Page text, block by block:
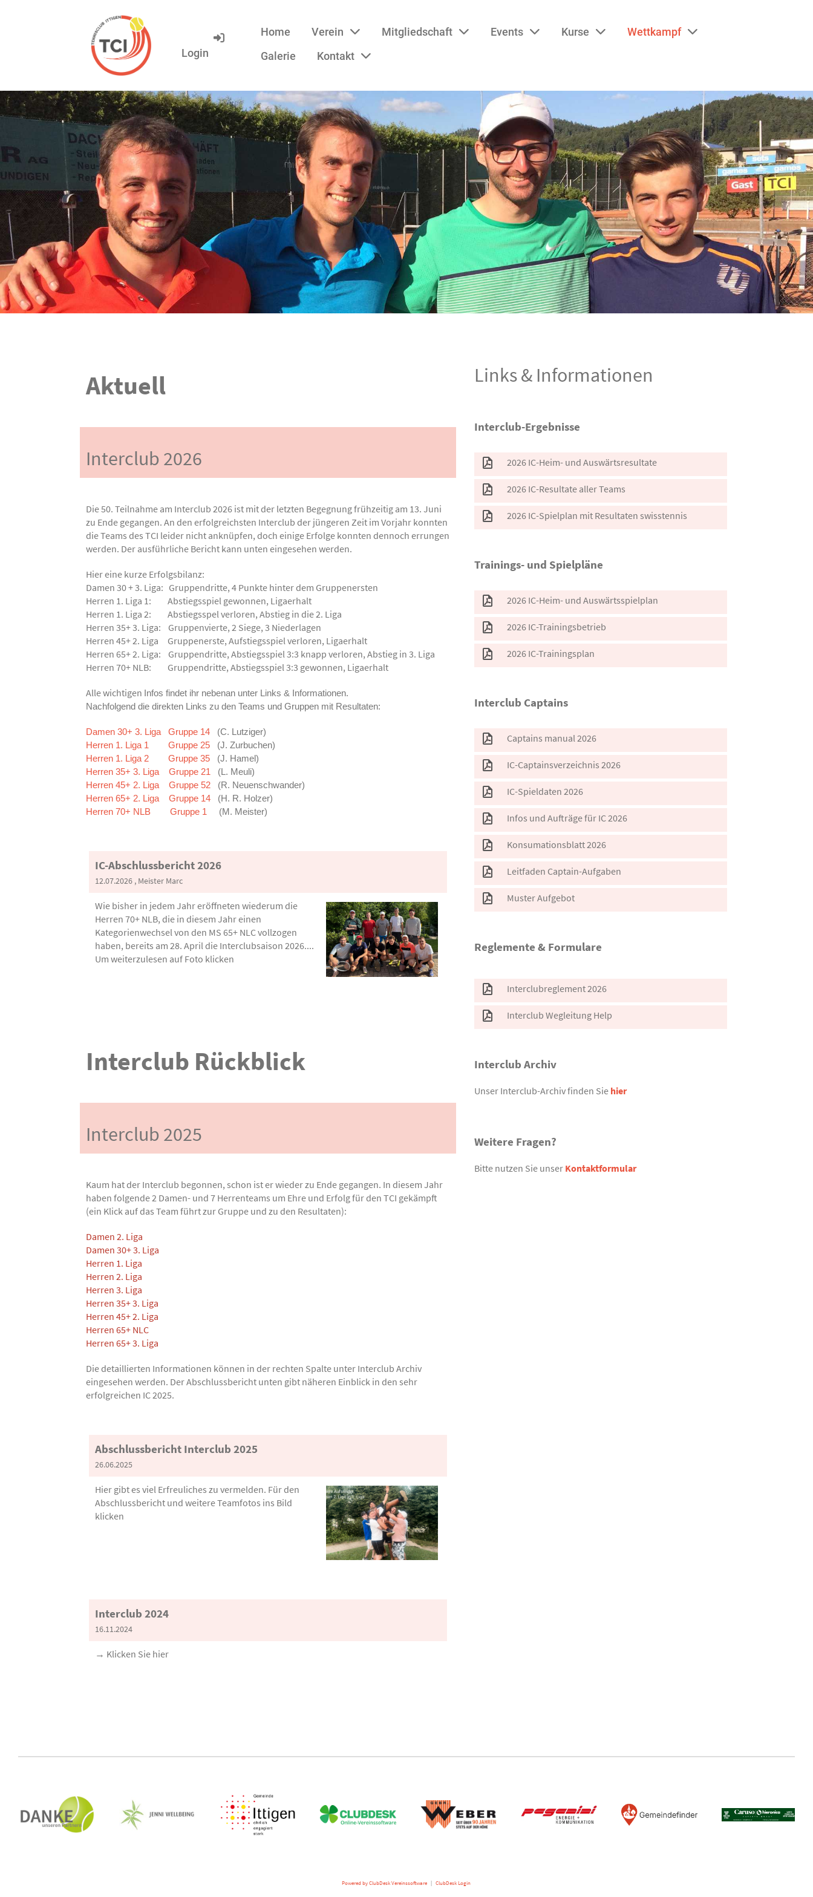
Home Verein Mitgliedschaft Events Kurse
Wettkampf
Galerie
Kontakt
Login
Aktuell
Interclub 2026
Die 50. Teilnahme am Interclub 2026 ist mit der letzten Begegnung frühzeitig am 13. Juni
zu Ende gegangen. An den erfolgreichsten Interclub der jüngeren Zeit im Vorjahr konnten
die Teams des TCI leider nicht anknüpfen, doch einige Erfolge konnten dennoch errungen
werden. Der ausführliche Bericht kann unten eingesehen werden.
Hier eine kurze Erfolgsbilanz:
Damen 30 + 3. Liga: Gruppendritte, 4 Punkte hinter dem Gruppenersten
Herren 1. Liga 1: Abstiegsspiel gewonnen, Ligaerhalt
Herren 1. Liga 2: Abstiegsspel verloren, Abstieg in die 2. Liga
Herren 35+ 3. Liga: Gruppenvierte, 2 Siege, 3 Niederlagen
Herren 45+ 2. Liga Gruppenerste, Aufstiegsspiel verloren, Ligaerhalt
Herren 65+ 2. Liga: Gruppendritte, Abstiegsspiel 3:3 knapp verloren, Abstieg in 3. Liga
Herren 70+ NLB: Gruppendritte, Abstiegsspiel 3:3 gewonnen, Ligaerhalt
Alle wichtigen Infos findet ihr nebenan unter Links & Informationen.
Nachfolgend die direkten Links zu den Teams und Gruppen mit Resultaten:
Damen 30+ 3. Liga Gruppe 14 (C. Lutziger)
Herren 1. Liga 1 Gruppe 25 (J. Zurbuchen)
Herren 1. Liga 2 Gruppe 35
(J. Hamel)
Herren 35+ 3. Liga Gruppe 21
(L. Meuli)
Herren 45+ 2. Liga Gruppe 52 (R. Neuenschwander)
Herren 65+ 2. Liga Gruppe 14 (H. R. Holzer)
Herren 70+ NLB Gruppe 1
(M. Meister)
IC-Abschlussbericht 2026
12.07.2026 , Meister Marc
Wie bisher in jedem Jahr eröffneten wiederum die
Herren 70+ NLB, die in diesem Jahr einen
Kategorienwechsel von den MS 65+ NLC vollzogen
haben, bereits am 28. April die Interclubsaison 2026....
Um weiterzulesen auf Foto klicken
Interclub Rückblick
Interclub 2025
Kaum hat der Interclub begonnen, schon ist er wieder zu Ende gegangen. In diesem Jahr
haben folgende 2 Damen- und 7 Herrenteams um Ehre und Erfolg für den TCI gekämpft
(ein Klick auf das Team führt zur Gruppe und zu den Resultaten):
Damen 2. Liga
Damen 30+ 3. Liga
Herren 1. Liga
Herren 2. Liga
Herren 3. Liga
Herren 35+ 3. Liga
Herren 45+ 2. Liga
Herren 65+ NLC
Herren 65+ 3. Liga
Die detaillierten Informationen können in der rechten Spalte unter Interclub Archiv
eingesehen werden. Der Abschlussbericht unten gibt näheren Einblick in den sehr
erfolgreichen IC 2025.
Abschlussbericht Interclub 2025
26.06.2025
Hier gibt es viel Erfreuliches zu vermelden. Für den
Abschlussbericht und weitere Teamfotos ins Bild
klicken
Interclub 2024
16.11.2024
→ Klicken Sie hier
Links & Informationen
Interclub-Ergebnisse
2026 IC-Heim- und Auswärtsresultate
2026 IC-Resultate aller Teams
2026 IC-Spielplan mit Resultaten swisstennis
Trainings- und Spielpläne
2026 IC-Heim- und Auswärtsspielplan
2026 IC-Trainingsbetrieb
2026 IC-Trainingsplan
Interclub Captains
Captains manual 2026
IC-Captainsverzeichnis 2026
IC-Spieldaten 2026
Infos und Aufträge für IC 2026
Konsumationsblatt 2026
Leitfaden Captain-Aufgaben
Muster Aufgebot
Reglemente & Formulare
Interclubreglement 2026
Interclub Wegleitung Help
Interclub Archiv
Unser Interclub-Archiv finden Sie hier
Weitere Fragen?
Bitte nutzen Sie unser Kontaktformular
Powered by ClubDesk Vereinssoftware |ClubDesk Login